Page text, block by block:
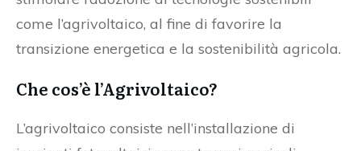
come l’agrivoltaico, al fine di favorire la
transizione energetica e la sostenibilità agricola.
Che cos’è l’Agrivoltaico?
L’agrivoltaico consiste nell’installazione di